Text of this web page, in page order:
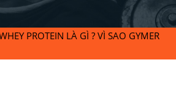
PROTEIN LÀ GÌ ? VÌ SAO GYMER